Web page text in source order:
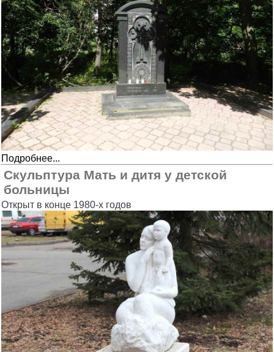
Подробнее...
Скульптура Мать и дитя у детской
больницы
Открыт в конце 1980-х годов